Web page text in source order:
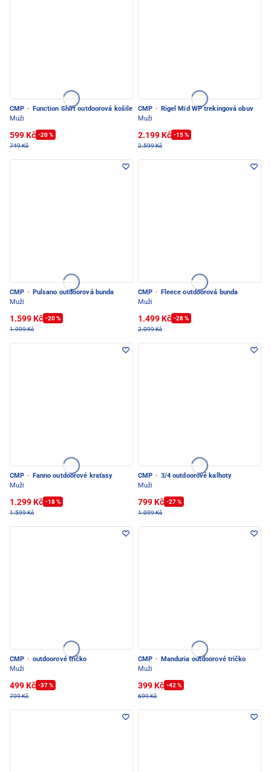
CMP ·
Function Shirt outdoorová košile
Muži
599 Kč -20 %
749 Kč
CMP ·
Rigel Mid WP trekingová obuv
Muži
2.199 Kč -15 %
2.599 Kč
CMP ·
Pulsano outdoorová bunda
Muži
1.599 Kč -20 %
1.999 Kč
CMP ·
Fleece outdoorová bunda
Muži
1.499 Kč -28 %
2.099 Kč
CMP ·
Fanno outdoorové kraťasy
Muži
1.299 Kč -18 %
1.599 Kč
CMP · 3/4 outdoorové kalhoty
Muži
799 Kč -27 %
1.099 Kč
CMP · outdoorové tričko
Muži
499 Kč -37 %
799 Kč
CMP ·
Manduria outdoorové tričko
Muži
399 Kč -42 %
699 Kč